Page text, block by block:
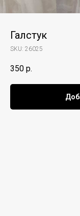
Галстук
SKU: 26025
350 р.